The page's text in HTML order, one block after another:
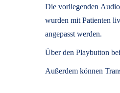
Die vorliegenden
wurden mit Patienten
angepasst werden.
Über den Playbutton
Außerdem können